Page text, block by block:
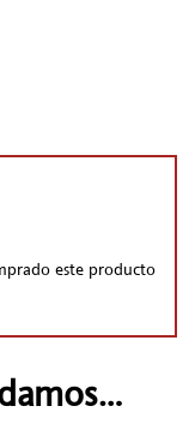
este producto